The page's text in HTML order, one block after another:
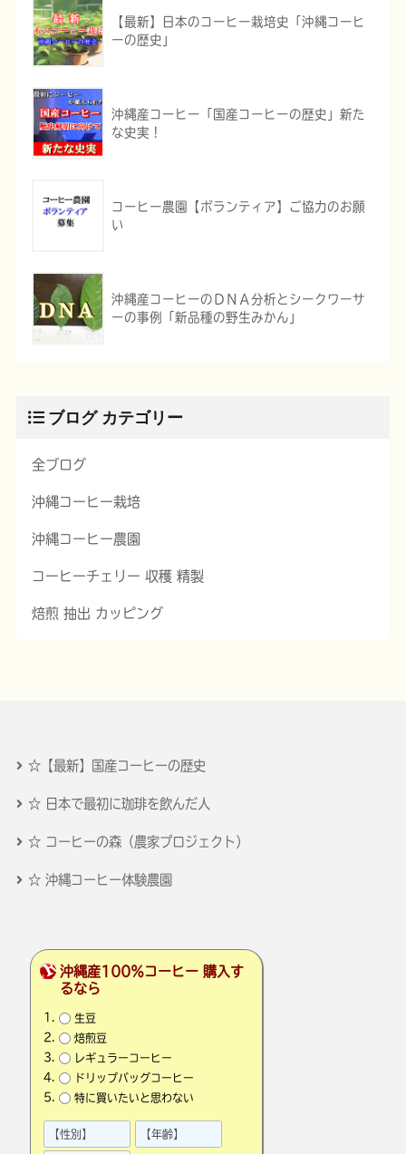
【最新】日本のコーヒー栽培史「沖縄コーヒ
ーの歴史」
沖縄産コーヒー「国産コーヒーの歴史」新た
な史実！
コーヒー農園【ボランティア】ご協力のお願
い
沖縄産コーヒーのＤＮＡ分析とシークワーサ
ーの事例「新品種の野生みかん」
ブログ カテゴリー
全ブログ
沖縄コーヒー栽培
沖縄コーヒー農園
コーヒーチェリー 収穫 精製
焙煎 抽出 カッピング
☆【最新】国産コーヒーの歴史
☆ 日本で最初に珈琲を飲んだ人
☆ コーヒーの森（農家プロジェクト）
☆ 沖縄コーヒー体験農園
沖縄産100％コーヒー 購入す
るなら
生豆
焙煎豆
レギュラーコーヒー
ドリップバッグコーヒー
特に買いたいと思わない